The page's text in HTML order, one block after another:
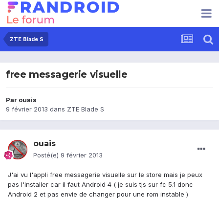
ZTE Blade S
free messagerie visuelle
Par ouais
9 février 2013 dans ZTE Blade S
ouais
Posté(e) 9 février 2013
J'ai vu l'appli free messagerie visuelle sur le store mais je peux
pas l'installer car il faut Android 4 ( je suis tjs sur fc 5.1 donc
Android 2 et pas envie de changer pour une rom instable )